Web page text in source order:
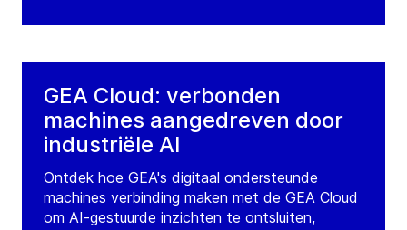
GEA Cloud: verbonden
machines aangedreven door
industriële AI
Ontdek hoe GEA's digitaal ondersteunde
machines verbinding maken met de GEA Cloud
om AI-gestuurde inzichten te ontsluiten,